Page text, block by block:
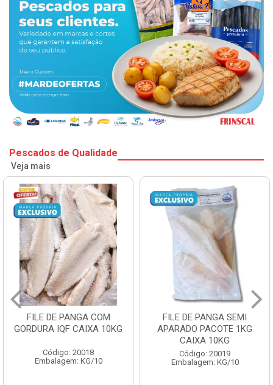
Pescados de Qualidade
Veja mais
FILE DE PANGA SEMI
APARADO PACOTE 1KG
Código: 20019
Embalagem: KG/10
POLACA DESFIADA
PESCAMARES PCT5KG
CX10KG
Código: 20161
Embalagem: KG/10